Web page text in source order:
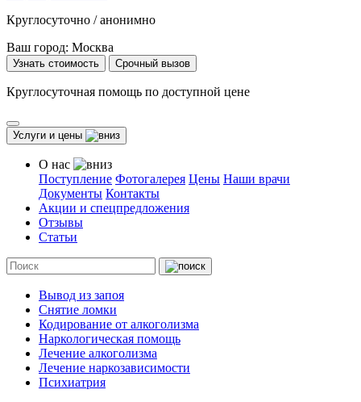
Круглосуточно / анонимно
Ваш город: Москва
Узнать стоимость Срочный вызов
Круглосуточная помощь по доступной цене
Услуги и цены
О нас
Поступление Фотогалерея Цены Наши врачи
Документы Контакты
Акции и спецпредложения
Отзывы
Статьи
Вывод из запоя
Снятие ломки
Кодирование от алкоголизма
Наркологическая помощь
Лечение алкоголизма
Лечение наркозависимости
Психиатрия